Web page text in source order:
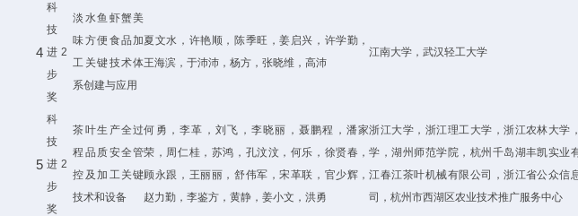
4
科
技
进
步
奖
2
淡水鱼虾蟹美
味方便食品加
工关键技术体
系创建与应用
夏文水，许艳顺，陈季旺，姜启兴，许学勤，
王海滨，于沛沛，杨方，张晓维，高沛
江南大学，武汉轻工大学
5
科
技
进
步
奖
2
茶叶生产全过
程品质安全管
控及加工关键
技术和设备
何勇，李革，刘飞，李晓丽，聂鹏程，潘家
荣，周仁桂，苏鸿，孔汶汶，何乐，徐贤春，
顾永跟，王丽丽，舒伟军，宋革联，官少辉，
赵力勤，李鉴方，黄静，姜小文，洪勇
浙江大学，浙江理工大学，浙江农林大学
学，湖州师范学院，杭州千岛湖丰凯实业
江春江茶叶机械有限公司，浙江省公众信
司，杭州市西湖区农业技术推广服务中心